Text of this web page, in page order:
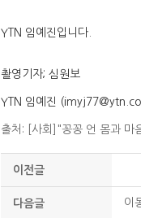
YTN 임예진입니다.
촬영기자; 심원보
YTN 임예진
출처: [사회]"꽁꽁 언 몸과 마
이전글
다음글 이